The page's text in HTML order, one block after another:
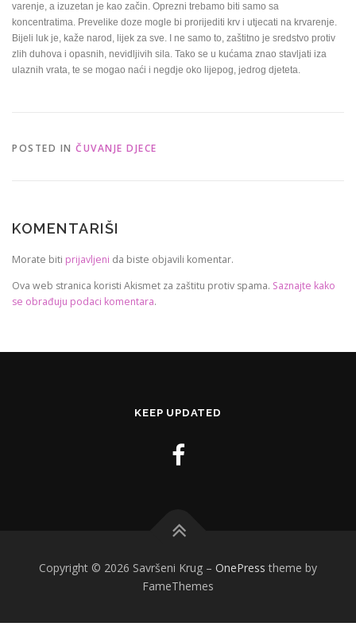
varenje, a izuzetan je kao začin. Oprezni trebamo biti samo sa
koncentratima. Prevelike doze mogle bi prorijediti krv i utjecati na krvarenje.
Bijeli luk je, kaže narod, lijek za sve. I ne samo to, zaštitno je sredstvo protiv
zlih duhova i opasnih, nevidljivih sila. Tako se u kućama znao stavljati iza
ulaznih vrata, te se mogao naći i negdje oko lijepog, jedrog djeteta.
POSTED IN ČUVANJE DJECE
KOMENTARIŠI
Morate biti prijavljeni da biste objavili komentar.
Ova web stranica koristi Akismet za zaštitu protiv spama. Saznajte kako
se obrađuju podaci komentara.
KEEP UPDATED
Copyright © 2026 Savršeni Krug – OnePress theme by
FameThemes